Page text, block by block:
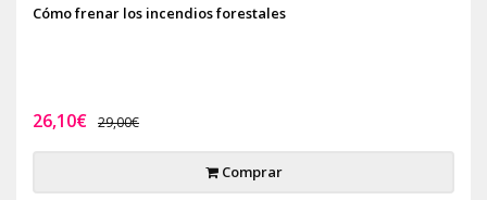
Cómo frenar los incendios forestales
26,10€ 29,00€
Comprar